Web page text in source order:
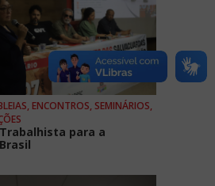
ENCONTROS, SEMINÁRIOS,
para a